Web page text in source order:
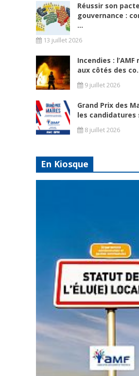
Réussir son
gouvernance :
...
13 juillet 2026
Incendies :
aux côtés des
9 juillet 2026
Grand Prix des
les candidatures
8 juillet 2026
En Kiosque